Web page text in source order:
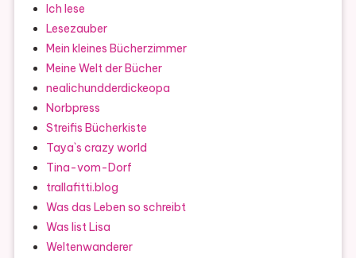
Ich lese
Lesezauber
Mein kleines Bücherzimmer
Meine Welt der Bücher
nealichundderdickeopa
Norbpress
Streifis Bücherkiste
Taya`s crazy world
Tina-vom-Dorf
trallafitti.blog
Was das Leben so schreibt
Was list Lisa
Weltenwanderer